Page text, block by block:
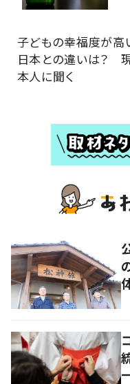
子どもの幸福度が高
日本との違いは？
本人に聞く